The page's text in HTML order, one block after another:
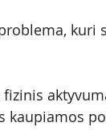
kuri
kaupiamos